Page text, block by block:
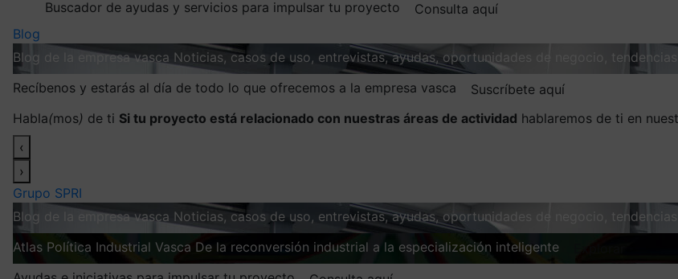
Buscador de ayudas y servicios para impulsar tu proyecto
Consulta aquí
Blog
Blog de la empresa vasca Noticias, casos de uso, entrevistas, ayudas, oportunidades de negocio,
Recíbenos y estarás al día de todo lo que ofrecemos a la empresa vasca
Suscríbete aquí
Habla(mos) de ti Si tu proyecto está relacionado con nuestras áreas de actividad hablaremos de ti en
‹
›
Grupo SPRI
Blog de la empresa vasca Noticias, casos de uso, entrevistas, ayudas, oportunidades de negocio,
Atlas Política Industrial Vasca De la reconversión industrial a la especialización inteligente